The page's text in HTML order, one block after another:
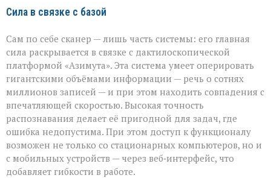
Сила в связке с базой
Сам по себе сканер — лишь часть системы: его главная
сила раскрывается в связке с дактилоскопической
платформой «Азимута». Эта система умеет оперировать
гигантскими объёмами информации — речь о сотнях
миллионов записей — и при этом находить совпадения с
впечатляющей скоростью. Высокая точность
распознавания делает её пригодной для задач, где
ошибка недопустима. При этом доступ к функционалу
возможен не только со стационарных компьютеров, но и
с мобильных устройств — через веб‑интерфейс, что
добавляет гибкости в работе.